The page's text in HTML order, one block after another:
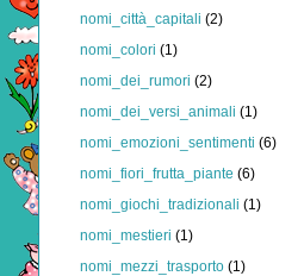
nomi_città_capitali (2)
nomi_colori (1)
nomi_dei_rumori (2)
nomi_dei_versi_animali (1)
nomi_emozioni_sentimenti (6)
nomi_fiori_frutta_piante (6)
nomi_giochi_tradizionali (1)
nomi_mestieri (1)
nomi_mezzi_trasporto (1)